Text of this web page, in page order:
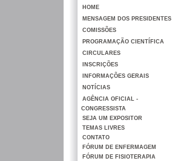
HOME
MENSAGEM DOS PRESIDENTES
COMISSÕES
PROGRAMAÇÃO CIENTÍFICA
CIRCULARES
INSCRIÇÕES
INFORMAÇÕES GERAIS
NOTÍCIAS
AGÊNCIA OFICIAL -
CONGRESSISTA
SEJA UM EXPOSITOR
TEMAS LIVRES
CONTATO
FÓRUM DE ENFERMAGEM
FÓRUM DE FISIOTERAPIA